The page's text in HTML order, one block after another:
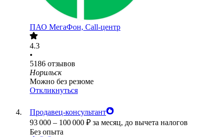
ПАО МегаФон, Call-центр
4.3
•
5186 отзывов
Норильск
Можно без резюме
Откликнуться
Продавец-консультант
93 000 – 100 000 ₽ за месяц, до вычета налогов
Без опыта